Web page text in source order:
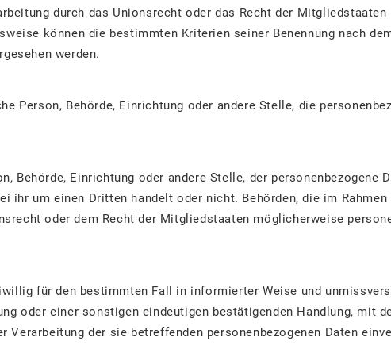
durch das Unionsrecht oder das Recht der Mitgliedstaaten
können die bestimmten Kriterien seiner Benennung nach
werden.
Person, Behörde, Einrichtung oder andere Stelle, die
Behörde, Einrichtung oder andere Stelle, der personenbezogene
ihr um einen Dritten handelt oder nicht. Behörden, die im Rahmen
oder dem Recht der Mitgliedstaaten möglicherweise
für den bestimmten Fall in informierter Weise und
oder einer sonstigen eindeutigen bestätigenden Handlung, mit
der sie betreffenden personenbezogenen Daten